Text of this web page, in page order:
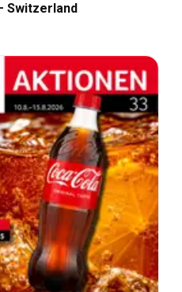
Switzerland